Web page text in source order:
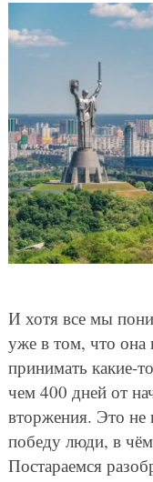
И хотя все мы
уже в том, что она
принимать какие-
чем 400 дней от
вторжения. Это
победу люди, в
Постараемся